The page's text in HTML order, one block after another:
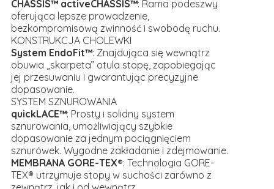
CHASSIS™ activeCHASSIS™: Rama podeszwy
oferująca lepsze prowadzenie,
bezkompromisową zwinność i swobodę ruchu.
KONSTRUKCJA CHOLEWKI
System EndoFit™: Znajdująca się wewnątrz
obuwia „skarpeta” otula stopę, zapobiegając
jej przesuwaniu i gwarantując precyzyjne
dopasowanie.
SYSTEM SZNUROWANIA
quickLACE™: Prosty i solidny system
sznurowania, umożliwiający szybkie
dopasowanie za jednym pociągnięciem
sznurówek. Wygodne zakładanie i zdejmowanie.
MEMBRANA GORE-TEX®: Technologia GORE-
TEX® utrzymuje stopy w suchości zarówno z